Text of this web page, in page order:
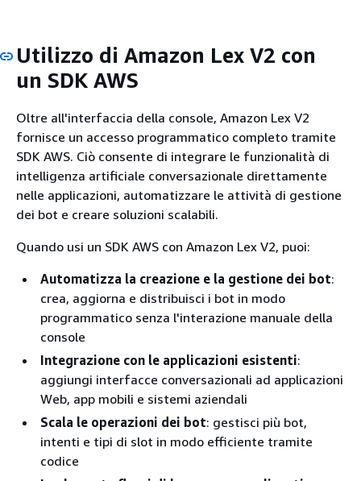
Utilizzo di Amazon Lex V2 con
un SDK AWS
Oltre all'interfaccia della console, Amazon Lex V2
fornisce un accesso programmatico completo tramite
SDK AWS. Ciò consente di integrare le funzionalità di
intelligenza artificiale conversazionale direttamente
nelle applicazioni, automatizzare le attività di gestione
dei bot e creare soluzioni scalabili.
Quando usi un SDK AWS con Amazon Lex V2, puoi:
Automatizza la creazione e la gestione dei bot:
crea, aggiorna e distribuisci i bot in modo
programmatico senza l'interazione manuale della
console
Integrazione con le applicazioni esistenti:
aggiungi interfacce conversazionali ad applicazioni
Web, app mobili e sistemi aziendali
Scala le operazioni dei bot: gestisci più bot,
intenti e tipi di slot in modo efficiente tramite
codice